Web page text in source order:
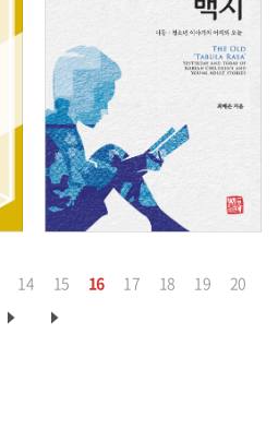
14 15 16 17 18 19 20